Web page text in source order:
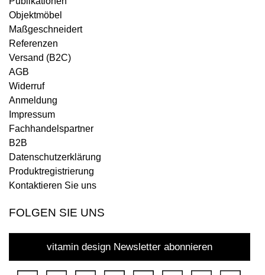
Objektmöbel
Maßgeschneidert
Referenzen
Versand (B2C)
AGB
Widerruf
Anmeldung
Impressum
Fachhandelspartner
B2B
Datenschutzerklärung
Produktregistrierung
Kontaktieren Sie uns
FOLGEN SIE UNS
vitamin design Newsletter abonnieren